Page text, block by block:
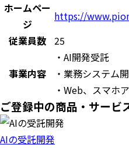
ホームペー
ジ
https://
従業員数
25
事業内容
・AI開発受託
・業務システム
・Web、スマホ
ご登録中の商品・サービ
AIの受託開発